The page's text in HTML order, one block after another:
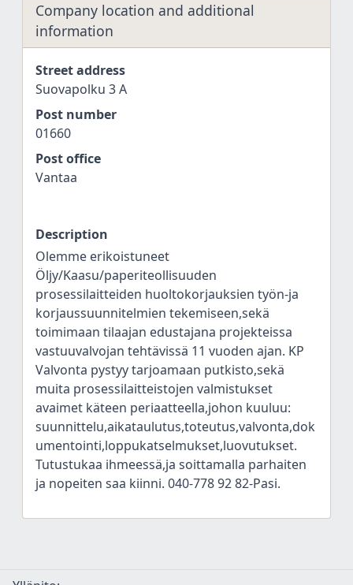
Company location and additional
information
Street address
Suovapolku 3 A
Post number
01660
Post office
Vantaa
Description
Olemme erikoistuneet
Öljy/Kaasu/paperiteollisuuden
prosessilaitteiden huoltokorjauksien työn-ja
korjaussuunnitelmien tekemiseen,sekä
toimimaan tilaajan edustajana projekteissa
vastuuvalvojan tehtävissä 11 vuoden ajan. KP
Valvonta pystyy tarjoamaan putkisto,sekä
muita prosessilaitteistojen valmistukset
avaimet käteen periaatteella,johon kuuluu:
suunnittelu,aikataulutus,toteutus,valvonta,dok
umentointi,loppukatselmukset,luovutukset.
Tutustukaa ihmeessä,ja soittamalla parhaiten
ja nopeiten saa kiinni. 040-778 92 82-Pasi.